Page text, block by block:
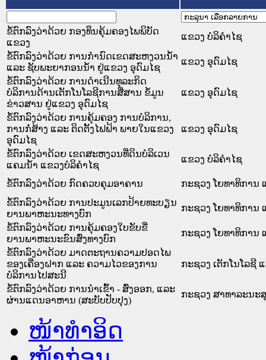
ຂໍ້ຕົກລົງວ່າດ້ວຍ ກອງທຶນຄຸ້ມຄອງໄພພິບັດ
ແຂວງ
ແຂວງ ບໍລິຄໍາໄຊ
ຂໍ້ຕົກລົງວ່າດ້ວຍ ການກຳນົດເຂດສະຫງວນນ້ຳ
ແລະ ຊັບພະຍາກອນນ້ຳ ຢູ່ແຂວງ ອຸດົມໄຊ
ແຂວງ ອຸດົມໄຊ
ຂໍ້ຕົກລົງວ່າດ້ວຍ ການດຳເນີນທຸລະກິດ
ບໍລິການດ້ານເຕັກໂນໂລຊີການສື່ສານ ຂໍ້ມູນ
ຂ່າວສານ ຢູ່ແຂວງ ອຸດົມໄຊ
ແຂວງ ອຸດົມໄຊ
ຂໍ້ຕົກລົງວ່າດ້ວຍ ການຄຸ້ມຄອງ ການບໍລິການ,
ການກໍ່ສ້າງ ແລະ ຕິດຕັ້ງໄຟຟ້າ ພາຍໃນແຂວງ
ອຸດົມໄຊ
ແຂວງ ອຸດົມໄຊ
ຂໍ້ຕົກລົງວ່າດ້ວຍ ເຂດສະຫງວນທີ່ດິນບໍລິເວນ
ແຄມນ້ຳ ແຂວງບໍລິຄຳໄຊ
ແຂວງ ບໍລິຄໍາໄຊ
ຂໍ້ຕົກລົງວ່າດ້ວຍ ກົດຄວບຄຸມອາຄານ
ກະຊວງ ໂຍທາທິການ
ຂໍ້ຕົກລົງວ່າດ້ວຍ ການປະມູນເລກປ້າຍທະບຽນ
ຍານພາຫະນະທາງບົກ
ກະຊວງ ໂຍທາທິການ
ຂໍ້ຕົກລົງວ່າດ້ວຍ ການຄຸ້ມຄອງໃບຂັບຂີ່
ຍານພາຫະນະຂົນສົ່ງທາງບົກ
ກະຊວງ ໂຍທາທິການ
ຂໍ້ຕົກລົງວ່າດ້ວຍ ມາດຕະຖານຄວາມປອດໄພ
ຂອງເຄື່ອງຝາກ ແລະ ຄວາມໄວຂອງການ
ບໍລິການໄປສະນີ
ກະຊວງ ເຕັກໂນໂລຊີ
ຂໍ້ຕົກລົງວ່າດ້ວຍ ການນຳເຂົ້າ - ສົ່ງອອກ, ແລະ
ຜ່ານແດນອາຫານ (ສະບັບປັບປຸງ)
ກະຊວງ ສາທາລະນະ
ໜ້າທໍາອິດ